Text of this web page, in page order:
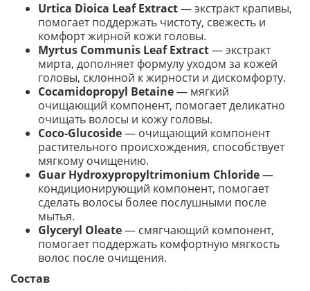
Urtica Dioica Leaf Extract— экстракт крапивы,
помогает поддержать чистоту, свежесть и
комфорт жирной кожи головы.
Myrtus Communis Leaf Extract— экстракт
мирта, дополняет формулу уходом за кожей
головы, склонной к жирности и дискомфорту.
Cocamidopropyl Betaine— мягкий
очищающий компонент, помогает деликатно
очищать волосы и кожу головы.
Coco-Glucoside— очищающий компонент
растительного происхождения, способствует
мягкому очищению.
Guar Hydroxypropyltrimonium Chloride—
кондиционирующий компонент, помогает
сделать волосы более послушными после
мытья.
Glyceryl Oleate— смягчающий компонент,
помогает поддержать комфортную мягкость
волос после очищения.
Состав